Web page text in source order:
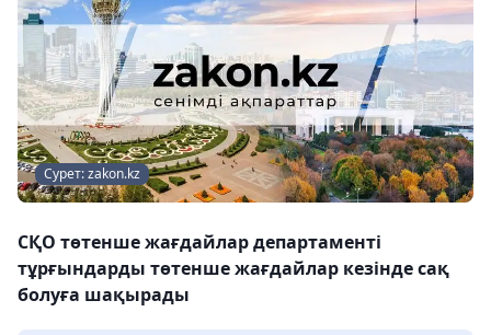
Сурет: zakon.kz
СҚО төтенше жағдайлар департаменті
тұрғындарды төтенше жағдайлар кезінде сақ
болуға шақырады